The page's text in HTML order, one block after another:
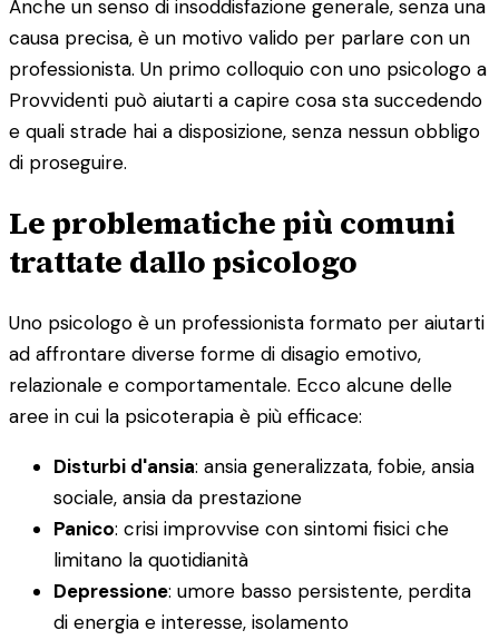
Anche un senso di insoddisfazione generale, senza una
causa precisa, è un motivo valido per parlare con un
professionista. Un primo colloquio con uno psicologo a
Provvidenti può aiutarti a capire cosa sta succedendo
e quali strade hai a disposizione, senza nessun obbligo
di proseguire.
Le problematiche più comuni
trattate dallo psicologo
Uno psicologo è un professionista formato per aiutarti
ad affrontare diverse forme di disagio emotivo,
relazionale e comportamentale. Ecco alcune delle
aree in cui la psicoterapia è più efficace:
Disturbi d'ansia: ansia generalizzata, fobie, ansia
sociale, ansia da prestazione
Panico: crisi improvvise con sintomi fisici che
limitano la quotidianità
Depressione: umore basso persistente, perdita
di energia e interesse, isolamento